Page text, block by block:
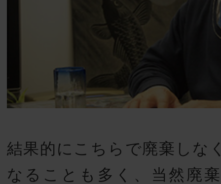
結果的にこちらで廃棄しな
なることも多く、当然廃